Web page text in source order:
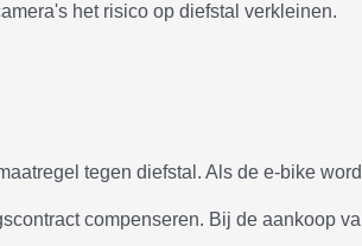
het risico op diefstal verkleinen.
tegen diefstal. Als de e-bike
compenseren. Bij de aankoop